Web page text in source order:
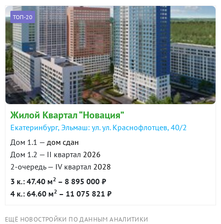
ТОП-20
Жилой Квартал “Новация”
Екатеринбург, Эльмаш: ул. ул. Краснофлотцев, 40/2
Дом 1.1 — дом сдан
Дом 1.2 — II квартал 2026
2-очередь — IV квартал 2028
3 к.: 47.40 м2 – 8 895 000 ₽
4 к.: 64.60 м2 – 11 075 821 ₽
ЕЩЁ НОВОСТРОЙКИ ПО ДАННЫМ АНАЛИТИКИ